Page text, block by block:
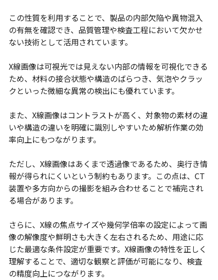
この性質を利用することで、製品の内部欠陥や異物混入
の有無を確認でき、品質管理や検査工程において欠かせ
ない技術として活用されています。
X線画像は可視光では見えない内部の情報を可視化できる
ため、材料の接合状態や構造のばらつき、気泡やクラッ
クといった微細な異常の検出にも優れています。
また、X線画像はコントラストが高く、対象物の素材の違
いや構造の違いを明確に識別しやすいため解析作業の効
率向上にもつながります。
ただし、X線画像はあくまで透過像であるため、奥行き情
報が得られにくいという制約もあります。この点は、CT
装置や多方向からの撮影を組み合わせることで補完され
る場合があります。
さらに、X線の焦点サイズや幾何学倍率の設定によって画
像の解像度や鮮明さも大きく左右されるため、用途に応
じた最適な条件設定が重要です。X線画像の特性を正しく
理解することで、適切な観察と評価が可能になり、検査
の精度向上につながります。